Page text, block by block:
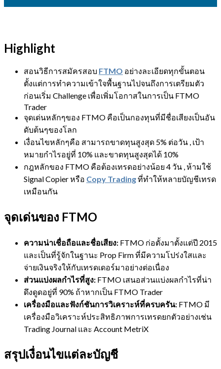
Highlight
สอนวิธีการสมัครสอบ FTMO อย่างละเอียดทุกขั้นตอน
ตั้งแต่การทำความเข้าใจพื้นฐานไปจนถึงการเตรียมตัว
ก่อนเริ่ม Challenge เพื่อเพิ่มโอกาสในการเป็น FTMO
Trader
จุดเด่นหลักๆของ FTMO คือเป็นกองทุนที่มีชื่อเสียงเป็นอัน
ดับต้นๆของโลก
เงื่อนไขหลักๆคือ สามารถขาดทุนสูงสุด 5% ต่อวัน , เป้า
หมายกำไรอยู่ที่ 10% และขาดทุนสูงสุดได้ 10%
กฎหลักของ FTMO คือต้องเทรดอย่างน้อย 4 วัน , ห้ามใช้
Signal Copier หรือ Copy Tradingที่ทำให้หลายบัญชีเทรด
เหมือนกัน
จุดเด่นของ FTMO
ความน่าเชื่อถือและชื่อเสียง: FTMO ก่อตั้งมาตั้งแต่ปี 2015
และเป็นที่รู้จักในฐานะ Prop Firm ที่มีความโปร่งใสและ
จ่ายเงินจริงให้กับเทรดเดอร์มาอย่างต่อเนื่อง
ส่วนแบ่งผลกำไรที่สูง: FTMO เสนอส่วนแบ่งผลกำไรที่น่า
ดึงดูดอยู่ที่ 90% ถ้าหากเป็น FTMO Trader
เครื่องมือและฟังก์ชันการวิเคราะห์ที่ครบครัน: FTMO มี
เครื่องมือวิเคราะห์ประสิทธิภาพการเทรดยกตัวอย่างเช่น
Trading Journal และ Account MetriX
สรุปเงื่อนไขแต่ละบัญชี